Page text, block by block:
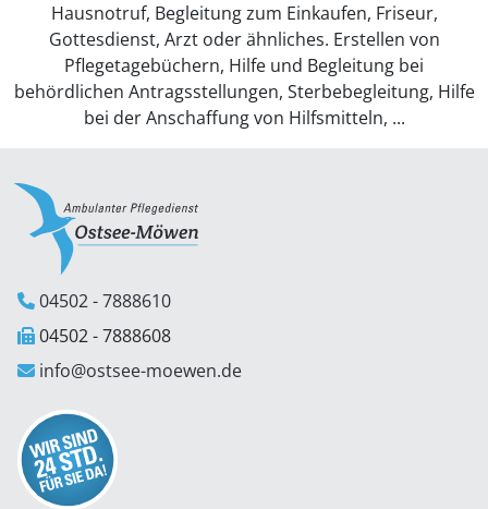
Hausnotruf, Begleitung zum Einkaufen, Friseur,
Gottesdienst, Arzt oder ähnliches. Erstellen von
Pflegetagebüchern, Hilfe und Begleitung bei
behördlichen Antragsstellungen, Sterbebegleitung, Hilfe
bei der Anschaffung von Hilfsmitteln, ...
04502 - 7888610
04502 - 7888608
info@ostsee-moewen.de